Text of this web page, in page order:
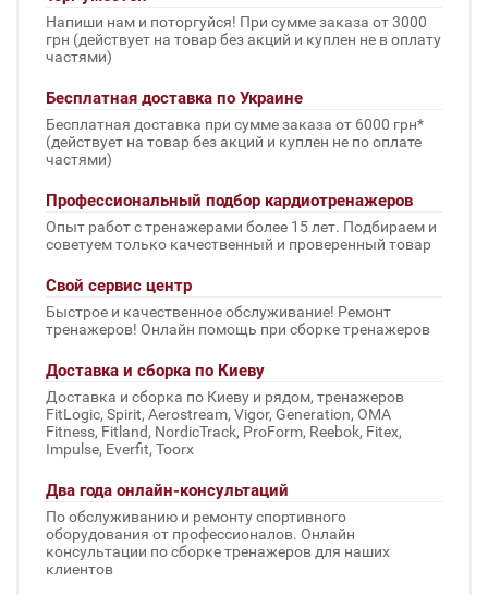
Напиши нам и поторгуйся! При сумме заказа от 3000
грн (действует на товар без акций и куплен не в оплату
частями)
Бесплатная доставка по Украине
Бесплатная доставка при сумме заказа от 6000 грн*
(действует на товар без акций и куплен не по оплате
частями)
Профессиональный подбор кардиотренажеров
Опыт работ с тренажерами более 15 лет. Подбираем и
советуем только качественный и проверенный товар
Свой сервис центр
Быстрое и качественное обслуживание! Ремонт
тренажеров! Онлайн помощь при сборке тренажеров
Доставка и сборка по Киеву
Доставка и сборка по Киеву и рядом, тренажеров
FitLogic, Spirit, Aerostream, Vigor, Generation, OMA
Fitness, Fitland, NordicTrack, ProForm, Reebok, Fitex,
Impulse, Everfit, Toorx
Два года онлайн-консультаций
По обслуживанию и ремонту спортивного
оборудования от профессионалов. Онлайн
консультации по сборке тренажеров для наших
клиентов